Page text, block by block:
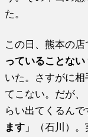
た。
この日、熊本の
っていることない
いた。さすがに
てこない。だが、
らい出てくるん
ます 」（石川）